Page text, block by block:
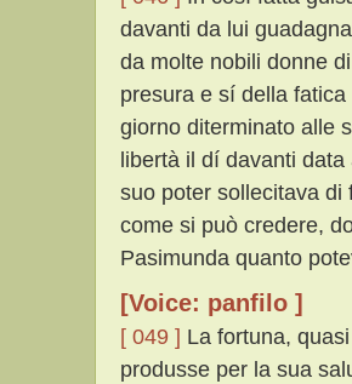
davanti da lui
da molte nobili donne
presura e sí della
giorno diterminato alle
libertà il dí davanti
suo poter sollecitava di
come si può credere,
Pasimunda quanto
[Voice: panfilo ]
[ 049 ] La fortuna,
produsse per la sua